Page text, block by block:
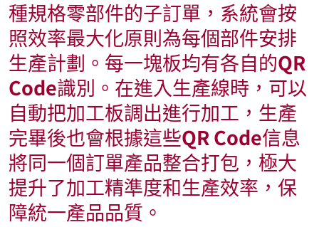
種規格零部件的子訂單，系統會按
照效率最大化原則為每個部件安排
生產計劃。每一塊板均有各自的QR
Code識別。在進入生產線時，可以
自動把加工板調出進行加工，生產
完畢後也會根據這些QR Code信息
將同一個訂單產品整合打包，極大
提升了加工精準度和生產效率，保
障統一產品品質。